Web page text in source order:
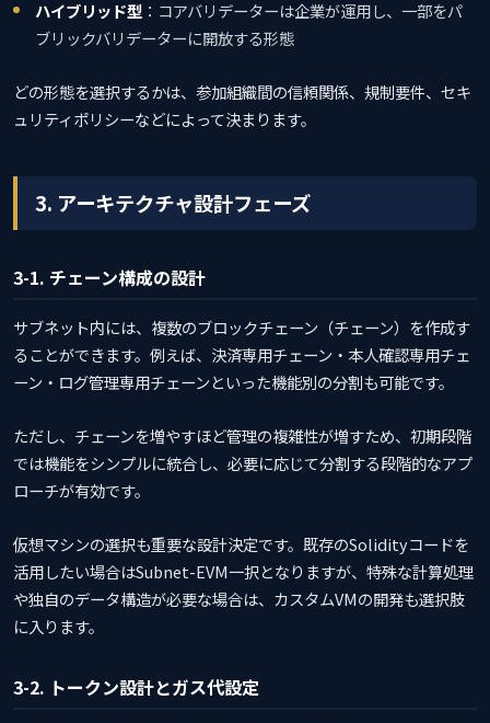
ハイブリッド型 ：コアバリデーターは企業が運用し、一部をパ
ブリックバリデーターに開放する形態
どの形態を選択するかは、参加組織間の信頼関係、規制要件、セキ
ュリティポリシーなどによって決まります。
3. アーキテクチャ設計フェーズ
3-1. チェーン構成の設計
サブネット内には、複数のブロックチェーン（チェーン）を作成す
ることができます。例えば、決済専用チェーン・本人確認専用チェ
ーン・ログ管理専用チェーンといった機能別の分割も可能です。
ただし、チェーンを増やすほど管理の複雑性が増すため、初期段階
では機能をシンプルに統合し、必要に応じて分割する段階的なアプ
ローチが有効です。
仮想マシンの選択も重要な設計決定です。既存のSolidityコードを
活用したい場合はSubnet-EVM一択となりますが、特殊な計算処理
や独自のデータ構造が必要な場合は、カスタムVMの開発も選択肢
に入ります。
3-2. トークン設計とガス代設定